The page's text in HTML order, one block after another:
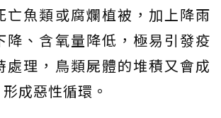
亡魚類或腐爛植被，加上降雨
降、含氧量降低，極易引發疫
處理，鳥類屍體的堆積又會成
成惡性循環。